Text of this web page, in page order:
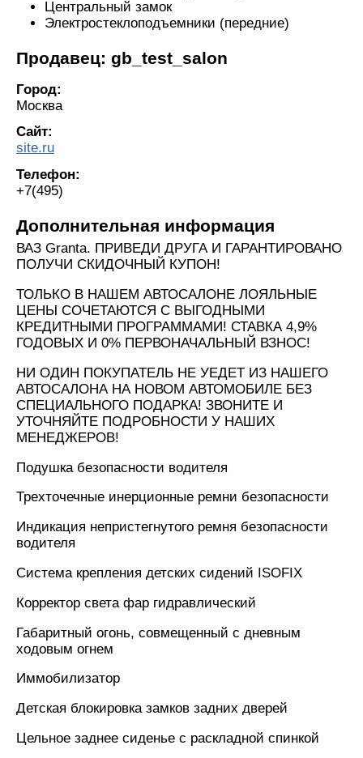
Центральный замок
Электростеклоподъемники (передние)
Продавец: gb_test_salon
Город:
Москва
Сайт:
site.ru
Телефон:
+7(495)
Дополнительная информация
ВАЗ Granta. ПРИВЕДИ ДРУГА И ГАРАНТИРОВАНО
ПОЛУЧИ СКИДОЧНЫЙ КУПОН!
ТОЛЬКО В НАШЕМ АВТОСАЛОНЕ ЛОЯЛЬНЫЕ
ЦЕНЫ СОЧЕТАЮТСЯ С ВЫГОДНЫМИ
КРЕДИТНЫМИ ПРОГРАММАМИ! СТАВКА 4,9%
ГОДОВЫХ И 0% ПЕРВОНАЧАЛЬНЫЙ ВЗНОС!
НИ ОДИН ПОКУПАТЕЛЬ НЕ УЕДЕТ ИЗ НАШЕГО
АВТОСАЛОНА НА НОВОМ АВТОМОБИЛЕ БЕЗ
СПЕЦИАЛЬНОГО ПОДАРКА! ЗВОНИТЕ И
УТОЧНЯЙТЕ ПОДРОБНОСТИ У НАШИХ
МЕНЕДЖЕРОВ!
Подушка безопасности водителя
Трехточечные инерционные ремни безопасности
Индикация непристегнутого ремня безопасности
водителя
Система крепления детских сидений ISOFIX
Корректор света фар гидравлический
Габаритный огонь, совмещенный с дневным
ходовым огнем
Иммобилизатор
Детская блокировка замков задних дверей
Цельное заднее сиденье с раскладной спинкой